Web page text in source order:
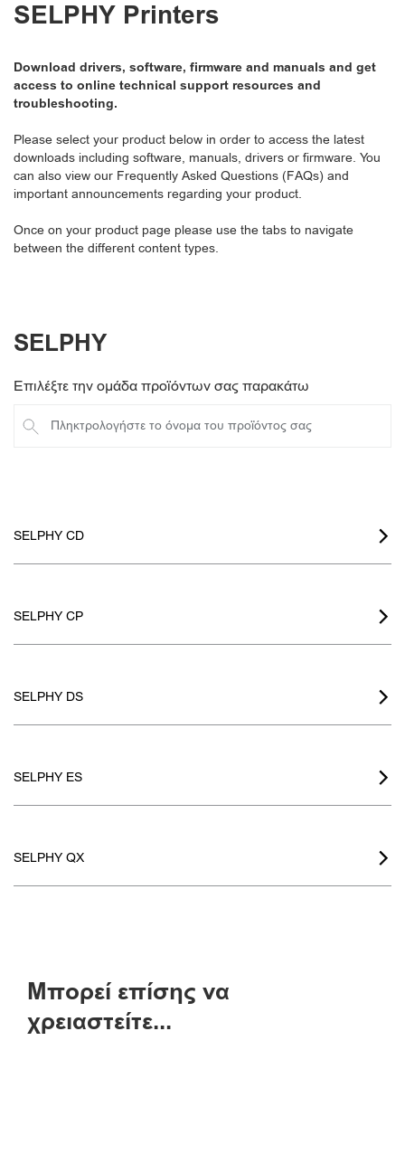
SELPHY Printers
Download drivers, software, firmware and manuals and get
access to online technical support resources and
troubleshooting.
Please select your product below in order to access the latest
downloads including software, manuals, drivers or firmware. You
can also view our Frequently Asked Questions (FAQs) and
important announcements regarding your product.
Once on your product page please use the tabs to navigate
between the different content types.
SELPHY
Επιλέξτε την ομάδα προϊόντων σας παρακάτω
Πληκτρολογήστε το όνομα του προϊόντος σας
SELPHY CD 
SELPHY CP 
SELPHY DS 
SELPHY ES 
SELPHY QX 
Μπορεί επίσης να
χρειαστείτε...